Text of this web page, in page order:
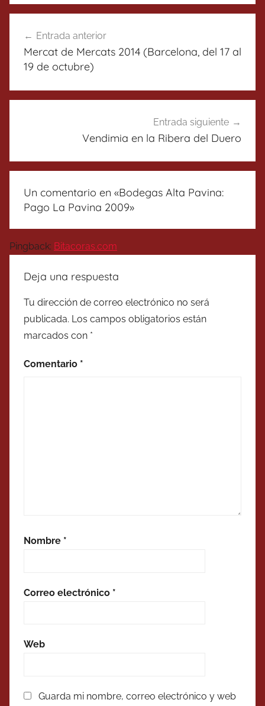
de
entradas
Entrada anterior
Mercat de Mercats 2014 (Barcelona, del 17 al
19 de octubre)
Entrada siguiente
Vendimia en la Ribera del Duero
Un comentario en «Bodegas Alta Pavina:
Pago La Pavina 2009»
Pingback: Bitacoras.com
Deja una respuesta
Tu dirección de correo electrónico no será
publicada. Los campos obligatorios están
marcados con *
Comentario *
Nombre *
Correo electrónico *
Web
Guarda mi nombre, correo electrónico y web